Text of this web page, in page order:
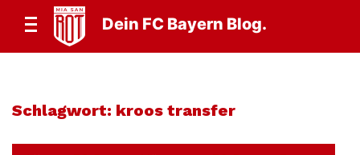
Dein FC Bayern Blog.
Schlagwort: kroos transfer